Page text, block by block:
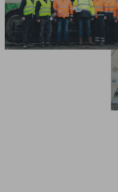
Arbeitshöhe von bis
und einer
Typ DXS 40
durch die
KMC1200S
flexibel zu